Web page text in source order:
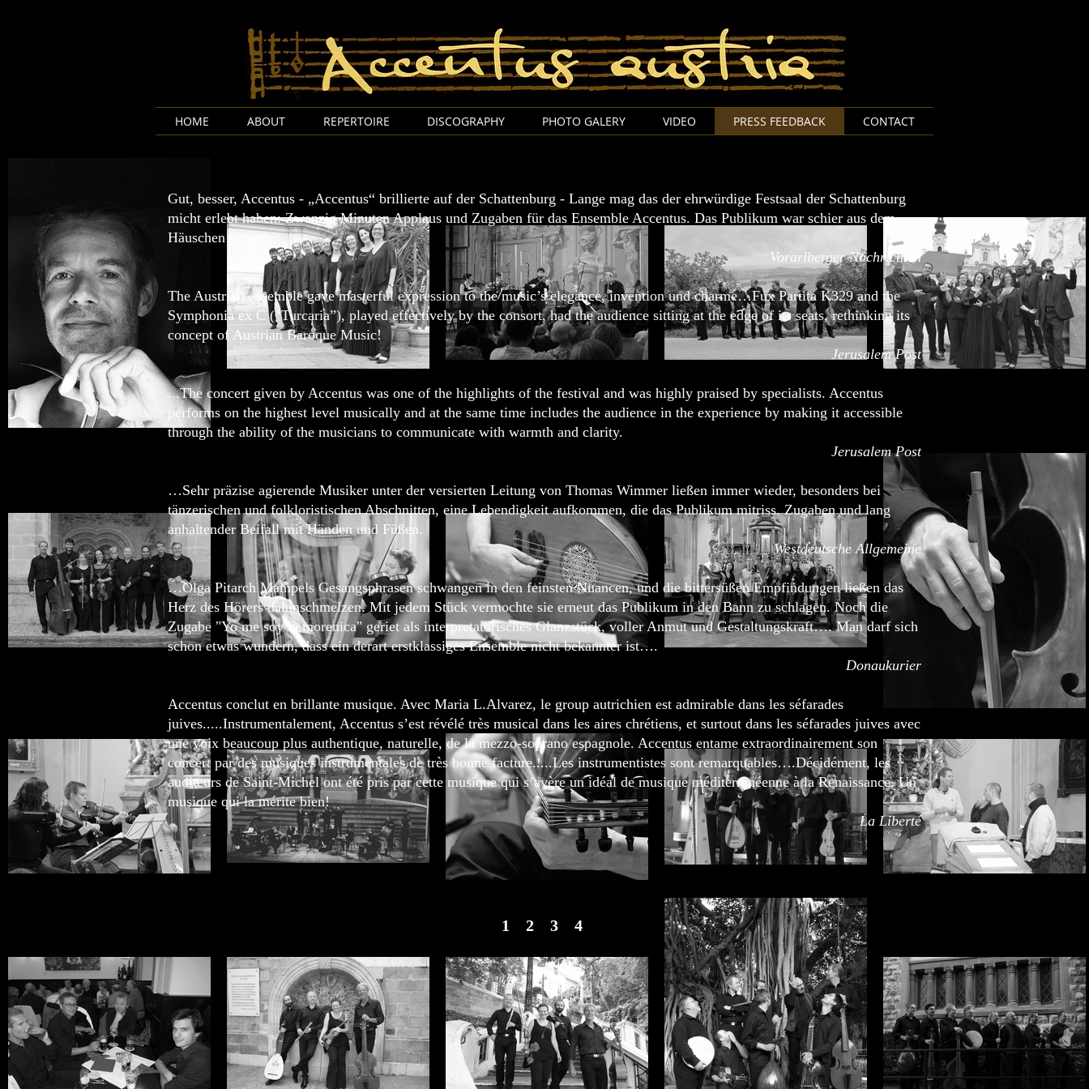
HOME ABOUT REPERTOIRE DISCOGRAPHY PHOTO GALERY VIDEO PRESS FEEDBACK CONTACT
Gut, besser, Accentus - „Accentus“ brillierte auf der Schattenburg - Lange mag das der ehrwürdige Festsaal der Schattenburg
micht erlebt haben: Zwanzig Minuten Applaus und Zugaben für das Ensemble Accentus. Das Publikum war schier aus dem
Häuschen geraten.
Vorarlberger Nachrichten
The Austrian ensemble gave masterful expression to the music’s elegance, invention und charme…Fux Partita K329 and the
Symphonia ex C (“Turcaria”), played effectively by the consort, had the audience sitting at the edge of its seats, rethinking its
concept of Austrian Baroque Music!
Jerusalem Post
...The concert given by Accentus was one of the highlights of the festival and was highly praised by specialists. Accentus
performs on the highest level musically and at the same time includes the audience in the experience by making it accessible
through the ability of the musicians to communicate with warmth and clarity.
Jerusalem Post
…Sehr präzise agierende Musiker unter der versierten Leitung von Thomas Wimmer ließen immer wieder, besonders bei
tänzerischen und folkloristischen Abschnitten, eine Lebendigkeit aufkommen, die das Publikum mitriss. Zugaben und lang
anhaltender Beifall mit Händen und Füßen.
Westdeutsche Allgemeine
…Olga Pitarch Mampels Gesangsphrasen schwangen in den feinsten Nuancen, und die bittersüßen Empfindungen ließen das
Herz des Hörers dahinschmelzen. Mit jedem Stück vermochte sie erneut das Publikum in den Bann zu schlagen. Noch die
Zugabe "Yo me soy la morenica" geriet als interpretatorisches Glanzstück, voller Anmut und Gestaltungskraft…. Man darf sich
schon etwas wundern, dass ein derart erstklassiges Ensemble nicht bekannter ist….
Donaukurier
Accentus conclut en brillante musique. Avec Maria L.Alvarez, le group autrichien est admirable dans les séfarades
juives.....Instrumentalement, Accentus s’est révélé très musical dans les aires chrétiens, et surtout dans les séfarades juives avec
une voix beaucoup plus authentique, naturelle, de la mezzo-soprano espagnole. Accentus entame extraordinairement son
concert par des musiques instrumentales de très bonne facture.....Les instrumentistes sont remarquables….Décidément, les
auditeurs de Saint-Michel ont été pris par cette musique qui s’avère un idéal de musique méditerranéenne à la Renaissance. Un
musique qui la mérite bien!
La Liberté
1 2 3 4